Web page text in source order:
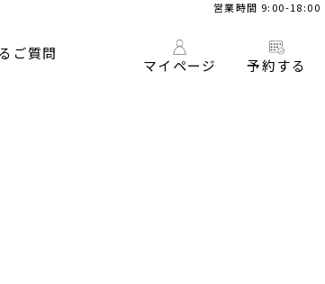
営業時間 9:00-18:00
ご質問
予約する
マイページ